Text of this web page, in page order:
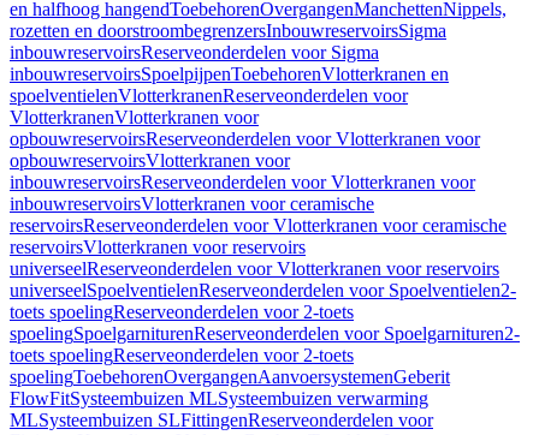
en halfhoog hangendToebehorenOvergangenManchettenNippels,
rozetten en doorstroombegrenzersInbouwreservoirsSigma
inbouwreservoirsReserveonderdelen voor Sigma
inbouwreservoirsSpoelpijpenToebehorenVlotterkranen en
spoelventielenVlotterkranenReserveonderdelen voor
VlotterkranenVlotterkranen voor
opbouwreservoirsReserveonderdelen voor Vlotterkranen voor
opbouwreservoirsVlotterkranen voor
inbouwreservoirsReserveonderdelen voor Vlotterkranen voor
inbouwreservoirsVlotterkranen voor ceramische
reservoirsReserveonderdelen voor Vlotterkranen voor ceramische
reservoirsVlotterkranen voor reservoirs
universeelReserveonderdelen voor Vlotterkranen voor reservoirs
universeelSpoelventielenReserveonderdelen voor Spoelventielen2-
toets spoelingReserveonderdelen voor 2-toets
spoelingSpoelgarniturenReserveonderdelen voor Spoelgarnituren2-
toets spoelingReserveonderdelen voor 2-toets
spoelingToebehorenOvergangenAanvoersystemenGeberit
FlowFitSysteembuizen MLSysteembuizen verwarming
MLSysteembuizen SLFittingenReserveonderdelen voor